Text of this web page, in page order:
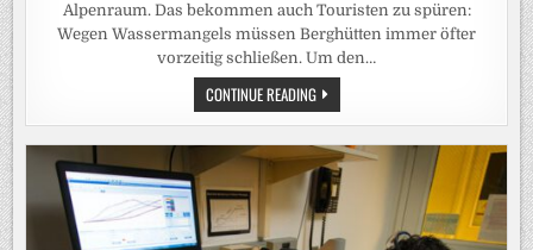
Alpenraum. Das bekommen auch Touristen zu spüren:
Wegen Wassermangels müssen Berghütten immer öfter
vorzeitig schließen. Um den…
CONTINUE READINGBERGHÜTTEN
RÜSTEN
WEGEN
KLIMAWANDELS
AUF
TROCKENKLOS
UM